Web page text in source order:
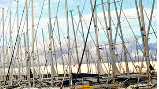
Destinations